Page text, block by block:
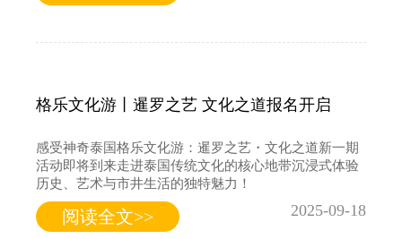
格乐文化游丨暹罗之艺 文化之道报名开启
感受神奇泰国格乐文化游：暹罗之艺・文化之道新一期
活动即将到来走进泰国传统文化的核心地带沉浸式体验
历史、艺术与市井生活的独特魅力！
阅读全文>> 2025-09-18